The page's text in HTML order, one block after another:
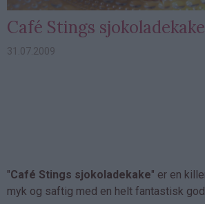
Café Stings sjokoladekake
31.07.2009
"Café Stings sjokoladekake" er en
myk og saftig med en helt fantastisk